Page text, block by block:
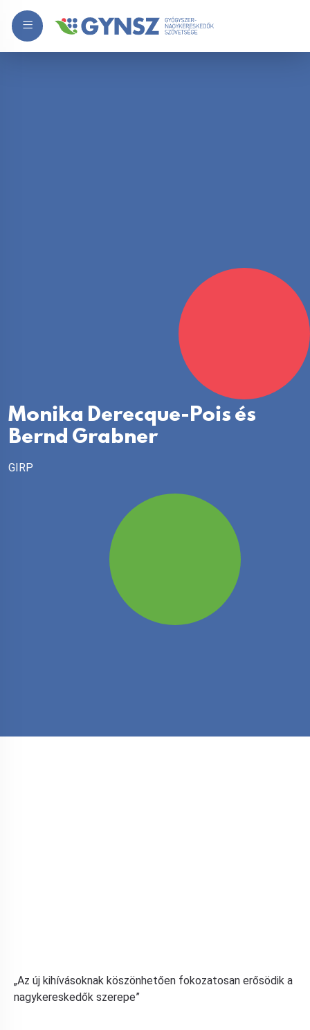
Monika Derecque-Pois és
Bernd Grabner
GIRP
„Az új kihívásoknak köszönhetően fokozatosan erősödik a
nagykereskedők szerepe”